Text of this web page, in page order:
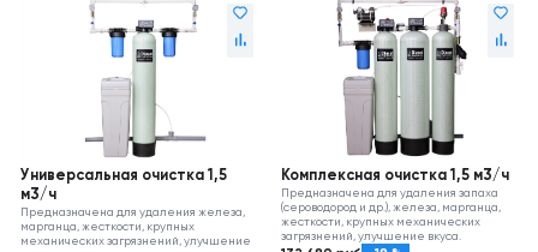
Универсальная очистка 1,5
м3/ч
Предназначена для удаления железа,
марганца, жесткости, крупных
механических загрязнений, улучшение
Комплексная очистка 1,5 м3/ч
Предназначена для удаления запаха
(сероводород и др.), железа, марганца,
жесткости, крупных механических
загрязнений, улучшение вкуса.